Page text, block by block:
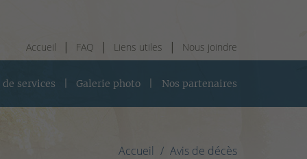
Accueil FAQ Liens utiles Nous joindre
services Galerie photo Nos partenaires
Accueil Avis de décès